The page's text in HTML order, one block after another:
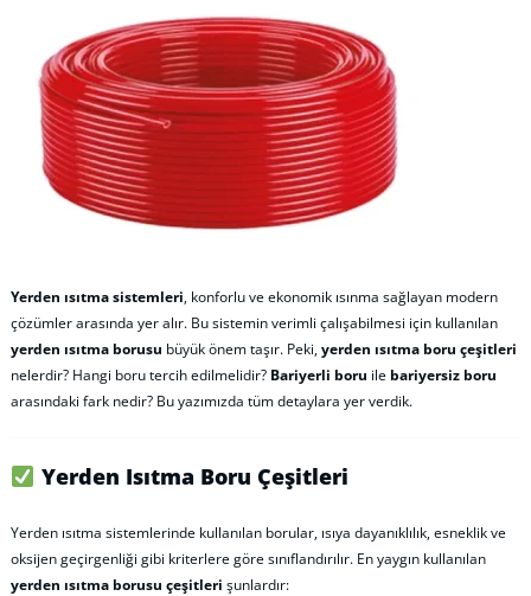
Yerden ısıtma sistemleri, konforlu ve ekonomik ısınma sağlayan modern
çözümler arasında yer alır. Bu sistemin verimli çalışabilmesi için kullanılan
yerden ısıtma borusu büyük önem taşır. Peki,yerden ısıtma boru çeşitleri
nelerdir? Hangi boru tercih edilmelidir? Bariyerli boru ile bariyersiz boru
arasındaki fark nedir? Bu yazımızda tüm detaylara yer verdik.
Yerden Isıtma Boru Çeşitleri
Yerden ısıtma sistemlerinde kullanılan borular, ısıya dayanıklılık, esneklik ve
oksijen geçirgenliği gibi kriterlere göre sınıflandırılır. En yaygın kullanılan
yerden ısıtma borusu çeşitleri şunlardır: